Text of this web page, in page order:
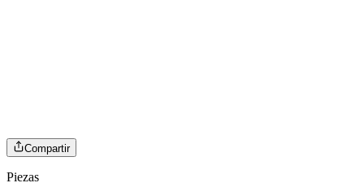
Compartir
Piezas